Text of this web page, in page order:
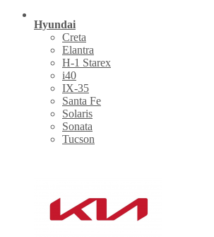
Hyundai
Creta
Elantra
H-1 Starex
i40
IX-35
Santa Fe
Solaris
Sonata
Tucson